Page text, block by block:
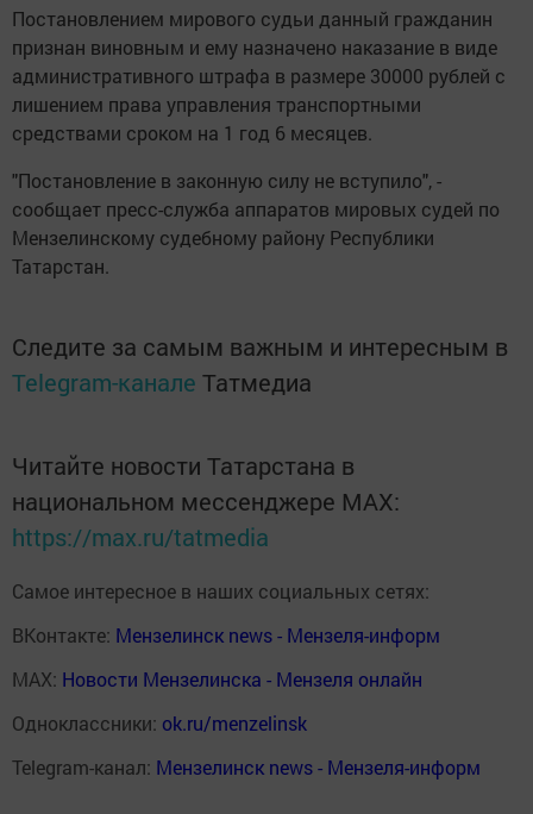
Постановлением мирового судьи данный гражданин
признан виновным и ему назначено наказание в виде
административного штрафа в размере 30000 рублей с
лишением права управления транспортными
средствами сроком на 1 год 6 месяцев.
"Постановление в законную силу не вступило", -
сообщает пресс-служба аппаратов мировых судей по
Мензелинскому судебному району Республики
Татарстан.
Следите за самым важным и интересным в
Telegram-канале Татмедиа
Читайте новости Татарстана в
национальном мессенджере MАХ:
https://max.ru/tatmedia
Самое интересное в наших социальных сетях:
ВКонтакте: Мензелинск news - Мензеля-информ
MAX: Новости Мензелинска - Мензеля онлайн
Одноклассники: ok.ru/menzelinsk
Telegram-канал: Мензелинск news - Мензеля-информ